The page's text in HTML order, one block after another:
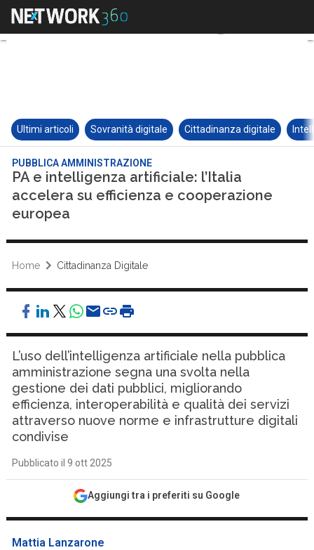
Ultimi articoli Sovranità digitale Cittadinanza digitale
PUBBLICA AMMINISTRAZIONE
PA e intelligenza artificiale: l’Italia
accelera su efficienza e cooperazione
europea
Home Cittadinanza Digitale
L’uso dell’intelligenza artificiale nella pubblica
amministrazione segna una svolta nella
gestione dei dati pubblici, migliorando
efficienza, interoperabilità e qualità dei servizi
attraverso nuove norme e infrastrutture digitali
condivise
Pubblicato il 9 ott 2025
Aggiungi tra i preferiti su Google
Mattia Lanzarone